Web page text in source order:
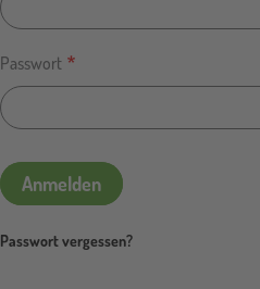
Passwort
Anmelden
Passwort vergessen?